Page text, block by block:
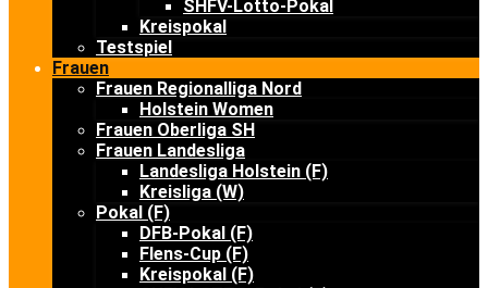
SHFV-Lotto-Pokal
Kreispokal
Testspiel
Frauen
Frauen Regionalliga Nord
Holstein Women
Frauen Oberliga SH
Frauen Landesliga
Landesliga Holstein (F)
Kreisliga (W)
Pokal (F)
DFB-Pokal (F)
Flens-Cup (F)
Kreispokal (F)